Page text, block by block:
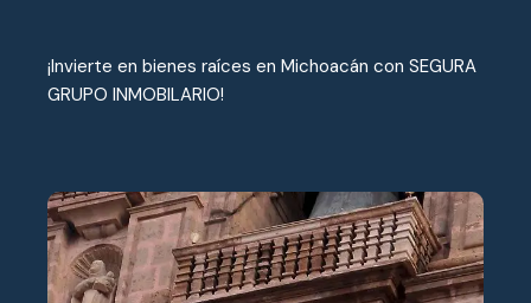
¡Invierte en bienes raíces en Michoacán con SEGURA
GRUPO INMOBILARIO!